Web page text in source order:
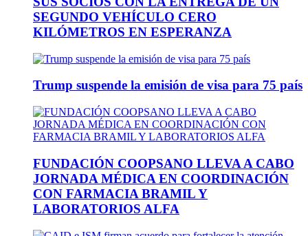
SEGUNDO VEHÍCULO CERO
KILÓMETROS EN ESPERANZA
Trump suspende la emisión de visa para 75 país
FUNDACIÓN COOPSANO LLEVA A CABO
JORNADA MÉDICA EN COORDINACIÓN
CON FARMACIA BRAMIL Y
LABORATORIOS ALFA